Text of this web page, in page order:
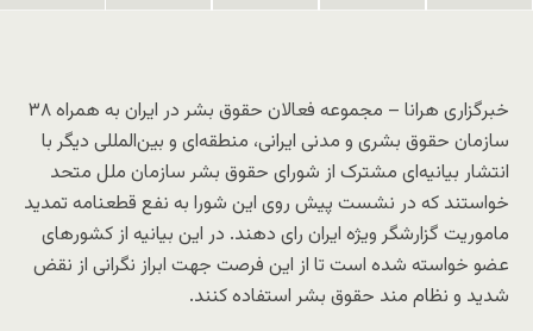
خبرگزاری هرانا – مجموعه فعالان حقوق بشر در ایران به همراه ۳۸
سازمان حقوق بشری و مدنی ایرانی، منطقه‌ای و بین‌المللی دیگر با
انتشار بیانیه‌ای مشترک از شورای حقوق بشر سازمان ملل متحد
خواستند که در نشست پیش روی این شورا به نفع قطعنامه تمدید
ماموریت گزارشگر ویژه ایران رای دهند. در این بیانیه از کشورهای
عضو خواسته شده است تا از این فرصت جهت ابراز نگرانی از نقض
شدید و نظام ‌مند حقوق بشر استفاده کنند.